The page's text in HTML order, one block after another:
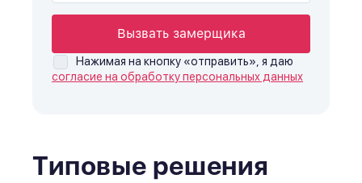
Вызвать замерщика
Нажимая на кнопку «отправить», я даю
согласие на обработку персональных данных
Типовые решения